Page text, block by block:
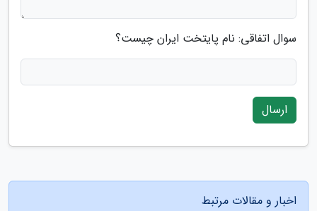
سوال اتفاقی: نام پایتخت ایران چیست؟
ارسال
اخبار و مقالات مرتبط